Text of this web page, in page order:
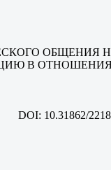
ОБЩЕНИЯ
В
DOI: 10.31862/